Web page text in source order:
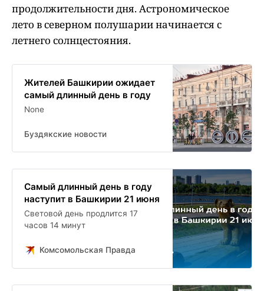
продолжительности дня. Астрономическое
лето в северном полушарии начинается с
летнего солнцестояния.
Жителей Башкирии ожидает
самый длинный день в году
None
Буздякские новости
Самый длинный день в году
наступит в Башкирии 21 июня
Световой день продлится 17
часов 14 минут
Комсомольская Правда